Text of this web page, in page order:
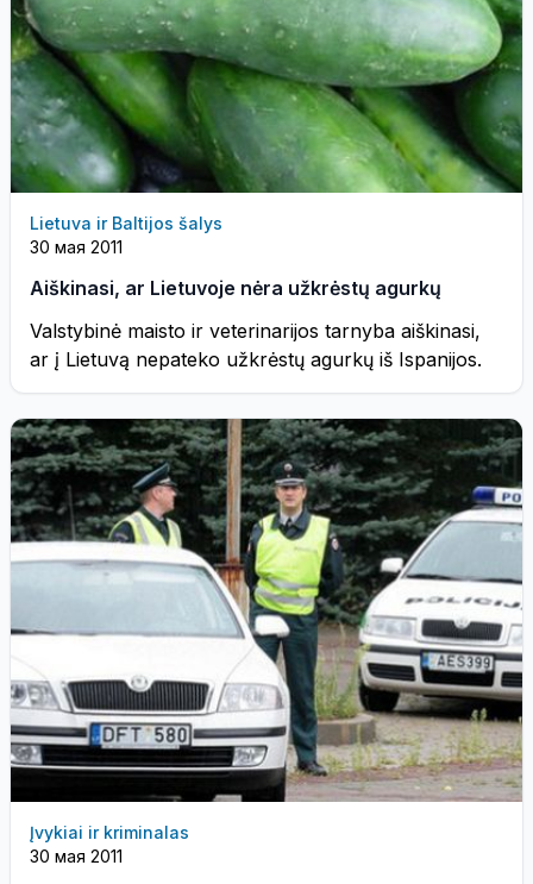
Lietuva ir Baltijos šalys
30 мая 2011
Aiškinasi, ar Lietuvoje nėra užkrėstų agurkų
Valstybinė maisto ir veterinarijos tarnyba aiškinasi,
ar į Lietuvą nepateko užkrėstų agurkų iš Ispanijos.
Įvykiai ir kriminalas
30 мая 2011